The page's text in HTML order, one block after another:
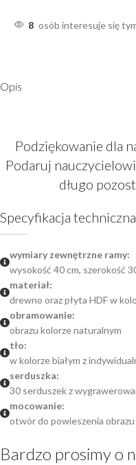
8 osób interesuje się
Opis
Podziękowanie dla
Podaruj
długo
Specyfikacja
wymiary zewnętrzne ramy:
wysokość 40 cm, szerokość
materiał:
drewno oraz płyta HDF w
obramowanie:
obrazu kolorze naturalnym
tło:
w kolorze białym z
serduszka:
30 serduszek z
mocowanie:
otwór do powieszenia obrazu
Bardzo prosimy o